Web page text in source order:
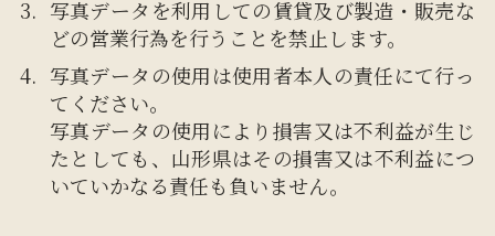
写真データを利用しての賃貸及び製造・販売な
どの営業行為を行うことを禁止します。
写真データの使用は使用者本人の責任にて行っ
てください。
写真データの使用により損害又は不利益が生じ
たとしても、山形県はその損害又は不利益につ
いていかなる責任も負いません。